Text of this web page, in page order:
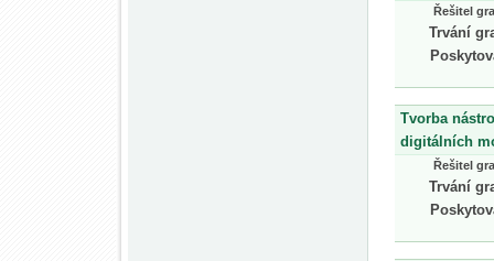
Řešitel
Trvání
Tvorba
digitálních
Řešitel
Trvání